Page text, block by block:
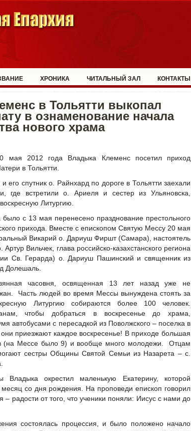
ХРОНИКА ЧИТАЛЬНЫЙ ЗАЛ КОНТАКТЫ
в Тольятти выкопал
в ознаменование начала
нового храма
мая 2012 года Владыка Клеменс посетил приход
в Тольятти.
его спутник о. Райнхард по дороге в Тольятти заехали
где встретили о. Ариеля и сестер из Ульяновска,
Литургию.
было с 13 мая перенесено празднование престольного
прихода. Вместе с епископом Святую Мессу 20 мая
Викарий о. Дариуш Фиршт (Самара), настоятель
Артур Вильчек, глава российско-казахстанского региона
Св. Герарда) о. Дариуш Пашинский и священник из
Долешаль.
часовня, освященная 13 лет назад уже не
Часть людей во время Мессы вынуждена стоять за
Литургию собираются более 100 человек.
чтобы добраться в воскресенье до храма,
автобусами с пересадкой из Поволжского – поселка в
приезжают каждое воскресенье! В приходе большая
(на Мессе было 9) и вообще много молодежи. Отцам
сестры Общины Святой Семьи из Назарета – с.
окрестил маленькую Екатерину, которой
со дня рождения. На проповеди епископ говорил
– радости от того, что ученики поняли: Иисус с нами до
состоялась процессия, и было положено начало